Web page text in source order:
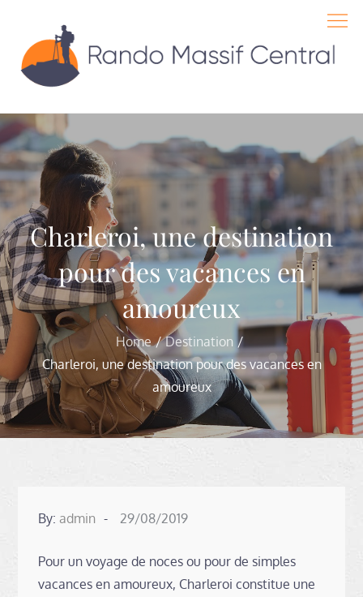
content
Charleroi, une destination
pour des vacances en
amoureux
Home
Destination
Charleroi, une destination pour des vacances en
amoureux
By:admin
Posted
29/08/2019
Pour un voyage de noces ou pour de simples
vacances en amoureux, Charleroi constitue une